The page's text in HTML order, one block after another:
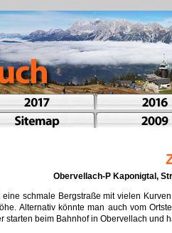
Obervellach-P Kaponigtal,
eine schmale Bergstraße mit vielen
Alternativ könnte man auch vom
starten beim Bahnhof in Obervellach und